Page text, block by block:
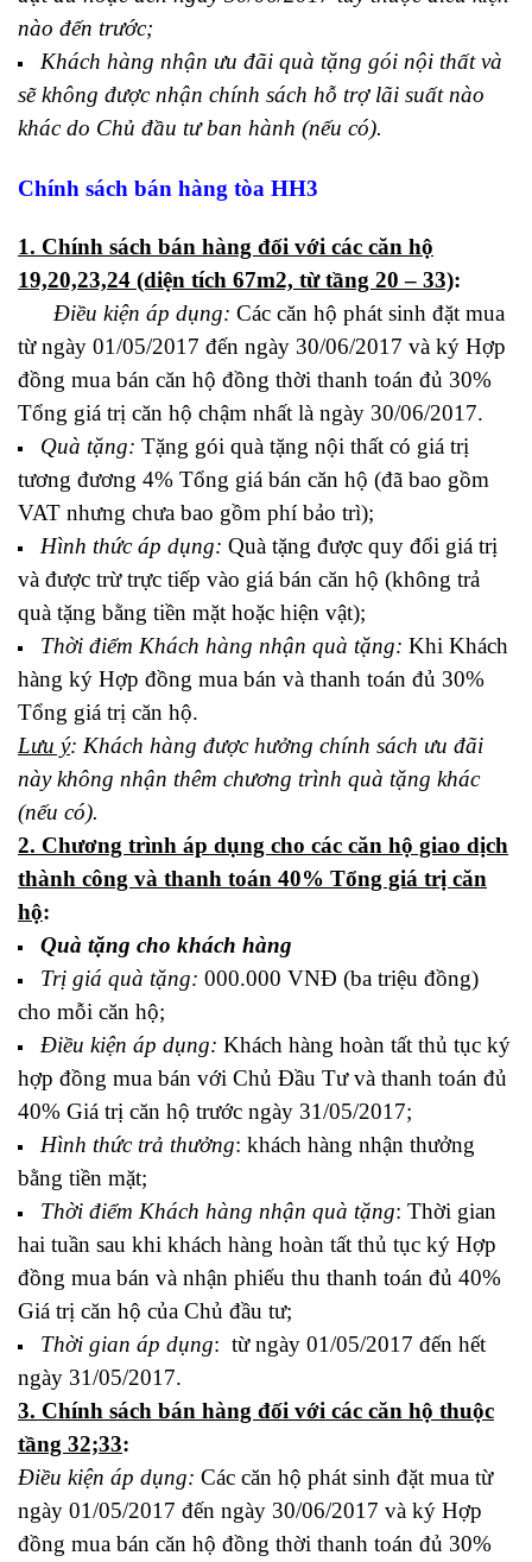
nào đến trước;
Khách hàng nhận ưu đãi quà tặng gói nội thất và
sẽ không được nhận chính sách hỗ trợ lãi suất nào
khác do Chủ đầu tư ban hành (nếu có).
Chính sách bán hàng tòa HH3
1. Chính sách bán hàng đối với các căn hộ
19,20,23,24 (diện tích 67m2, từ tầng 20 – 33):
Điều kiện áp dụng: Các căn hộ phát sinh đặt mua
từ ngày 01/05/2017 đến ngày 30/06/2017 và ký Hợp
đồng mua bán căn hộ đồng thời thanh toán đủ 30%
Tổng giá trị căn hộ chậm nhất là ngày 30/06/2017.
Quà tặng: Tặng gói quà tặng nội thất có giá trị
tương đương 4% Tổng giá bán căn hộ (đã bao gồm
VAT nhưng chưa bao gồm phí bảo trì);
Hình thức áp dụng: Quà tặng được quy đổi giá trị
và được trừ trực tiếp vào giá bán căn hộ (không trả
quà tặng bằng tiền mặt hoặc hiện vật);
Thời điểm Khách hàng nhận quà tặng: Khi Khách
hàng ký Hợp đồng mua bán và thanh toán đủ 30%
Tổng giá trị căn hộ.
Lưu ý: Khách hàng được hưởng chính sách ưu đãi
này không nhận thêm chương trình quà tặng khác
(nếu có).
2. Chương trình áp dụng cho các căn hộ giao dịch
thành công và thanh toán 40% Tổng giá trị căn
hộ:
Quà tặng cho khách hàng
Trị giá quà tặng: 000.000 VNĐ (ba triệu đồng)
cho mỗi căn hộ;
Điều kiện áp dụng: Khách hàng hoàn tất thủ tục ký
hợp đồng mua bán với Chủ Đầu Tư và thanh toán đủ
40% Giá trị căn hộ trước ngày 31/05/2017;
Hình thức trả thưởng: khách hàng nhận thưởng
bằng tiền mặt;
Thời điểm Khách hàng nhận quà tặng: Thời gian
hai tuần sau khi khách hàng hoàn tất thủ tục ký Hợp
đồng mua bán và nhận phiếu thu thanh toán đủ 40%
Giá trị căn hộ của Chủ đầu tư;
Thời gian áp dụng: từ ngày 01/05/2017 đến hết
ngày 31/05/2017.
3. Chính sách bán hàng đối với các căn hộ thuộc
tầng 32;33:
Điều kiện áp dụng: Các căn hộ phát sinh đặt mua từ
ngày 01/05/2017 đến ngày 30/06/2017 và ký Hợp
đồng mua bán căn hộ đồng thời thanh toán đủ 30%